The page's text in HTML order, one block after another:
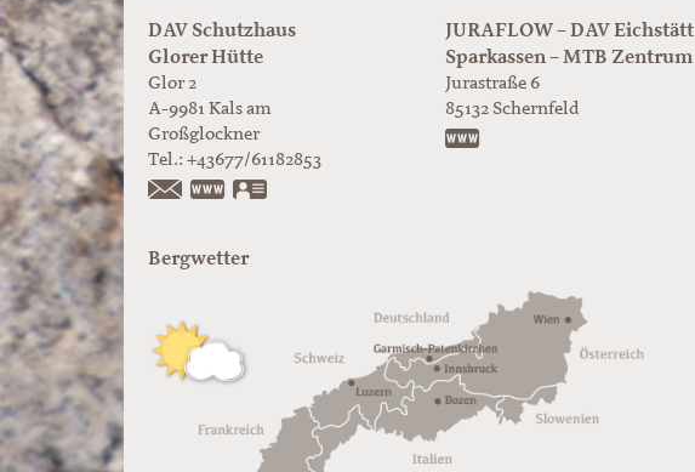
DAV Schutzhaus
Glorer Hütte
Glor 2
A-9981 Kals am
Großglockner
Tel.: +43677/61182853
https://www.glorer-huette.at/
JURAFLOW – DAV Eichstätt
Sparkassen – MTB Zentrum
Jurastraße 6
85132 Schernfeld
Bergwetter